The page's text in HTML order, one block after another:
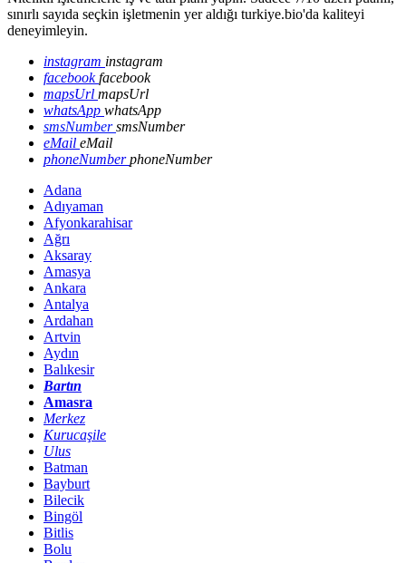
sınırlı sayıda seçkin işletmenin yer aldığı turkiye.bio'da kaliteyi
deneyimleyin.
instagram instagram
facebookfacebook
mapsUrl mapsUrl
whatsApp whatsApp
smsNumbersmsNumber
eMail eMail
phoneNumberphoneNumber
Adana
Adıyaman
Afyonkarahisar
Ağrı
Aksaray
Amasya
Ankara
Antalya
Ardahan
Artvin
Aydın
Balıkesir
Bartın
Amasra
Merkez
Kurucaşile
Ulus
Batman
Bayburt
Bilecik
Bingöl
Bitlis
Bolu